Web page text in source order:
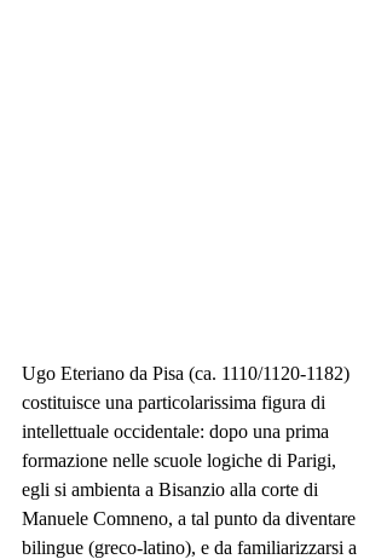
Ugo Eteriano da Pisa (ca. 1110/1120-1182)
costituisce una particolarissima figura di
intellettuale occidentale: dopo una prima
formazione nelle scuole logiche di Parigi,
egli si ambienta a Bisanzio alla corte di
Manuele Comneno, a tal punto da diventare
bilingue (greco-latino), e da familiarizzarsi a